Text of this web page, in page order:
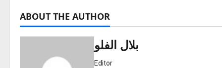
ABOUT THE AUTHOR
بلال الفلو
Editor